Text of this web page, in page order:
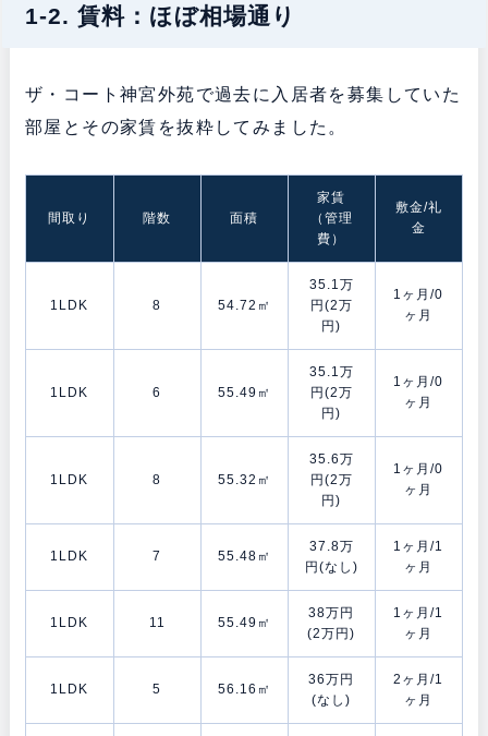
1-2. 賃料：ほぼ相場通り
ザ・コート神宮外苑で過去に入居者を募集していた
部屋とその家賃を抜粋してみました。
間取り 階数 面積
家賃
（管理
費）
敷金/礼
金
1LDK 8 54.72㎡
35.1万
円(2万
円)
1ヶ月/0
ヶ月
1LDK 6 55.49㎡
35.1万
円(2万
円)
1ヶ月/0
ヶ月
1LDK 8 55.32㎡
35.6万
円(2万
円)
1ヶ月/0
ヶ月
1LDK 7 55.48㎡
37.8万
円(なし)
1ヶ月/1
ヶ月
1LDK 11 55.49㎡
38万円
(2万円)
1ヶ月/1
ヶ月
1LDK 5 56.16㎡
36万円
(なし)
2ヶ月/1
ヶ月